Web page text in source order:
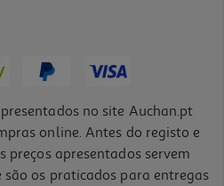
no site Auchan.pt
online. Antes do registo e
preços apresentados servem
são os praticados para entregas